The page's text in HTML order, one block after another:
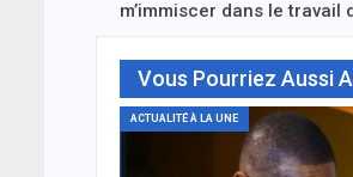
m’immiscer dans le travail
Vous Pourriez Aussi
ACTUALITÉ À LA UNE